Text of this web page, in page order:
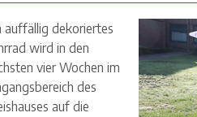
auffällig dekoriertes
wird in den
vier Wochen im
des
auf die